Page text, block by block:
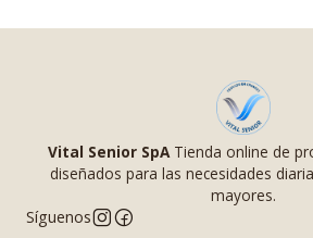
Vital Senior SpATienda online de
diseñados para las necesidades
mayores.
Síguenos